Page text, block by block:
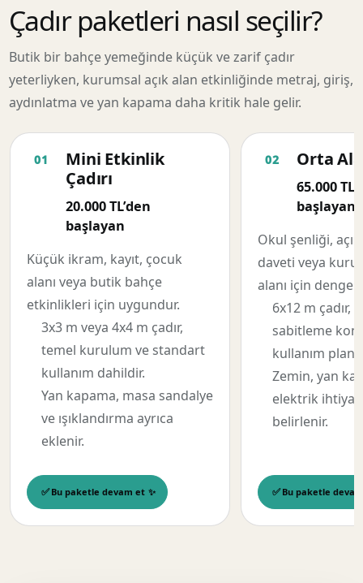
Çadır paketleri nasıl seçilir?
Butik bir bahçe yemeğinde küçük ve zarif çadır
yeterliyken, kurumsal açık alan etkinliğinde metraj, giriş,
aydınlatma ve yan kapama daha kritik hale gelir.
Mini Etkinlik
Çadırı
20.000 TL’den
başlayan
Küçük ikram, kayıt, çocuk
alanı veya butik bahçe
etkinlikleri için uygundur.
3x3 m veya 4x4 m çadır,
temel kurulum ve standart
kullanım dahildir.
Yan kapama, masa sandalye
ve ışıklandırma ayrıca
eklenir.
Bu paketle devam et
Orta
65.000
başlayan
Okul şenliği,
daveti veya
alanı için
6x12 m çadır,
sabitleme
kullanım
Zemin, yan
elektrik
belirlenir.
Bu paketle